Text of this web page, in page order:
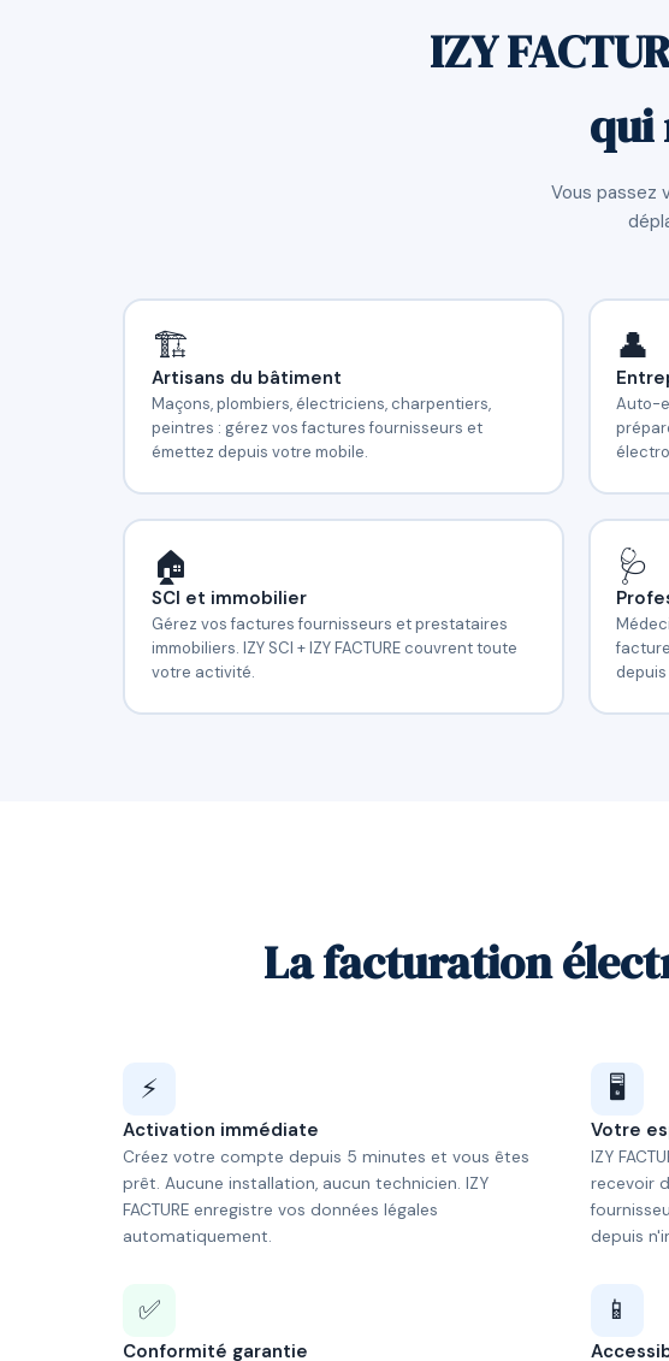
IZY
qui
Vous passez
🏗️
Artisans du bâtiment
Maçons, plombiers, électriciens, charpentiers,
peintres : gérez vos factures fournisseurs et
émettez depuis votre mobile.
👤
Auto-
🏠
SCI et immobilier
Gérez vos factures fournisseurs et prestataires
immobiliers. IZY SCI + IZY FACTURE couvrent toute
votre activité.
🩺
La facturation
⚡
Activation immédiate
Créez votre compte depuis 5 minutes et vous êtes
prêt. Aucune installation, aucun technicien. IZY
FACTURE enregistre vos données légales
automatiquement.
🖥️
Votre
IZY
recevoir
depuis
✅
Conformité garantie
📱